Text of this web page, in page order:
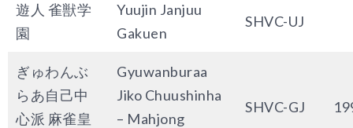
遊人 雀獣学
園
Yuujin Janjuu
Gakuen
SHVC-UJ
ぎゅわんぶ
らあ自己中
心派 麻雀皇
Gyuwanburaa
Jiko Chuushinha
– Mahjong
SHVC-GJ